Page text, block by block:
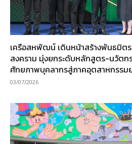
เครือสหพัฒน์ เดินหน้าสร้างพันธมิต
สงคราม มุ่งยกระดับหลักสูตร-นวัต
ศักยภาพบุคลากรสู่ภาคอุตสาหกรรม
03/07/2026